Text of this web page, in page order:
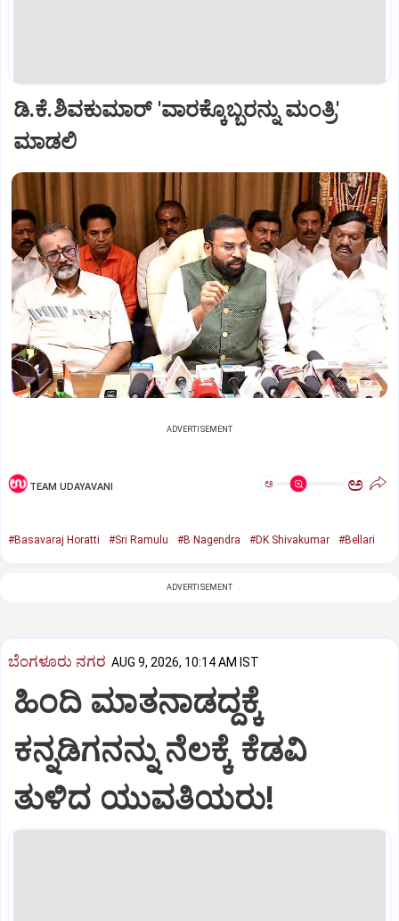
ಡಿ.ಕೆ.ಶಿವಕುಮಾರ್ 'ವಾರಕ್ಕೊಬ್ಬರನ್ನು ಮಂತ್ರಿ'
ಮಾಡಲಿ
ADVERTISEMENT
TEAM UDAYAVANI ಅ ಅ
#Basavaraj Horatti #Sri Ramulu #B Nagendra #DK Shivakumar #Bellari
ADVERTISEMENT
ಬೆಂಗಳೂರು ನಗರ AUG 9, 2026, 10:14 AM IST
ಹಿಂದಿ ಮಾತನಾಡದ್ದಕ್ಕೆ
ಕನ್ನಡಿಗನನ್ನು ನೆಲಕ್ಕೆ ಕೆಡವಿ
ತುಳಿದ ಯುವತಿಯರು!